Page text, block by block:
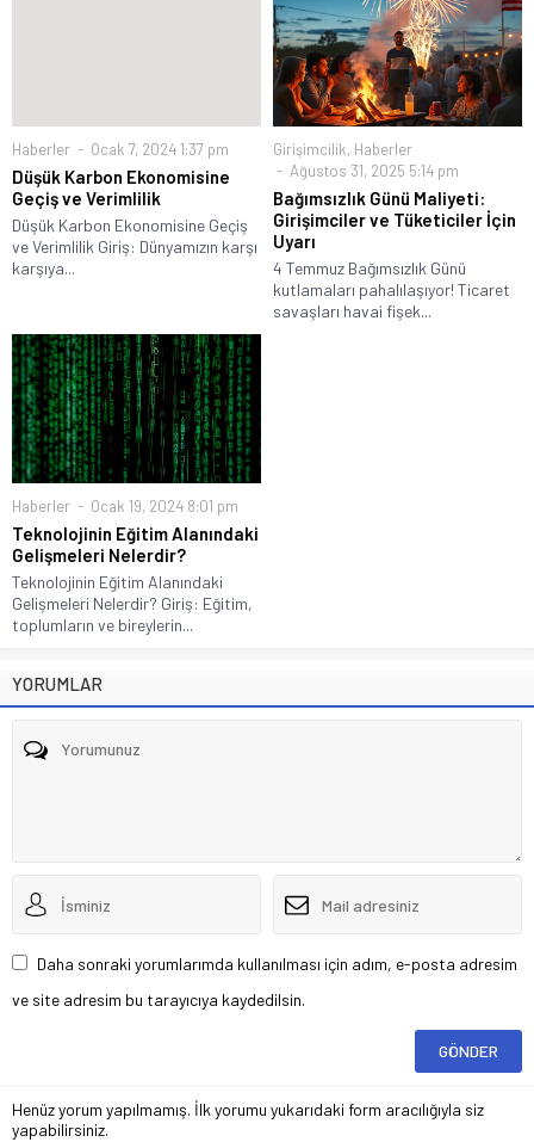
Haberler Ocak 7, 2024 1:37 pm
Düşük Karbon Ekonomisine
Geçiş ve Verimlilik
Düşük Karbon Ekonomisine Geçiş
ve Verimlilik Giriş: Dünyamızın karşı
karşıya...
Girişimcilik, Haberler
Ağustos 31, 2025 5:14 pm
Bağımsızlık Günü Maliyeti:
Girişimciler ve Tüketiciler İçin
Uyarı
4 Temmuz Bağımsızlık Günü
kutlamaları pahalılaşıyor! Ticaret
savaşları havai fişek...
Haberler Ocak 19, 2024 8:01 pm
Teknolojinin Eğitim Alanındaki
Gelişmeleri Nelerdir?
Teknolojinin Eğitim Alanındaki
Gelişmeleri Nelerdir? Giriş: Eğitim,
toplumların ve bireylerin...
YORUMLAR
Daha sonraki yorumlarımda kullanılması için adım, e-posta adresim
ve site adresim bu tarayıcıya kaydedilsin.
Henüz yorum yapılmamış. İlk yorumu yukarıdaki form aracılığıyla siz
yapabilirsiniz.